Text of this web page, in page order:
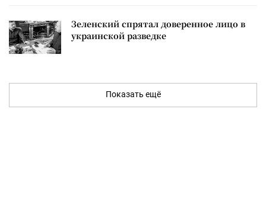
Зеленский спрятал доверенное лицо в
украинской разведке
Показать ещё